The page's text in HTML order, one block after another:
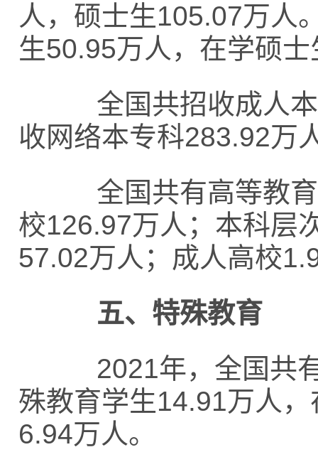
人，硕士生105.07万人
生50.95万人，在学硕
全国共招收成人本
收网络本专科283.92万
全国共有高等教育
校126.97万人；本科层
57.02万人；成人高校
五、特殊教育
2021年，全国共有
殊教育学生14.91万人
6.94万人。